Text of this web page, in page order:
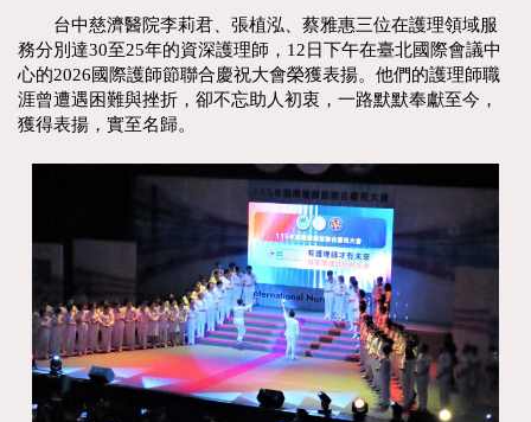
台中慈濟醫院李莉君、張植泓、蔡雅惠三位在護理領域服
務分別達30至25年的資深護理師，12日下午在臺北國際會議中
心的2026國際護師節聯合慶祝大會榮獲表揚。他們的護理師職
涯曾遭遇困難與挫折，卻不忘助人初衷，一路默默奉獻至今，
獲得表揚，實至名歸。